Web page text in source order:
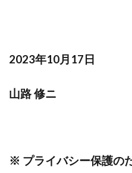
2023年10月17日
山路 修ニ
※ プライバシー保護の